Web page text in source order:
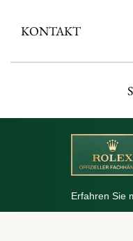
KONTAKT
Erfahren Sie